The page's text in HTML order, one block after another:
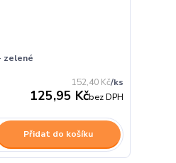
zelené
152,40 Kč/ks
125,95 Kčbez DPH
Přidat do košíku